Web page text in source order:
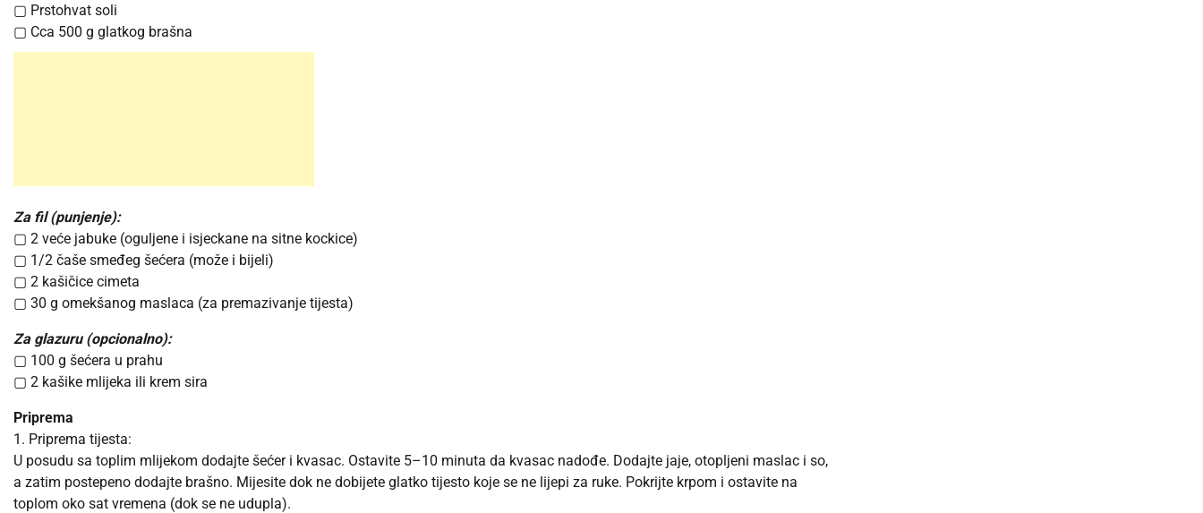
▢ Prstohvat soli
▢ Cca 500 g glatkog brašna
Za fil (punjenje):
▢ 2 veće jabuke (oguljene i isjeckane na sitne kockice)
▢ 1/2 čaše smeđeg šećera (može i bijeli)
▢ 2 kašičice cimeta
▢ 30 g omekšanog maslaca (za premazivanje tijesta)
Za glazuru (opcionalno):
▢ 100 g šećera u prahu
▢ 2 kašike mlijeka ili krem sira
Priprema
1. Priprema tijesta:
U posudu sa toplim mlijekom dodajte šećer i kvasac. Ostavite 5–10 minuta da kvasac nadođe. Dodajte jaje, otopljeni maslac i so,
a zatim postepeno dodajte brašno. Mijesite dok ne dobijete glatko tijesto koje se ne lijepi za ruke. Pokrijte krpom i ostavite na
toplom oko sat vremena (dok se ne udupla).